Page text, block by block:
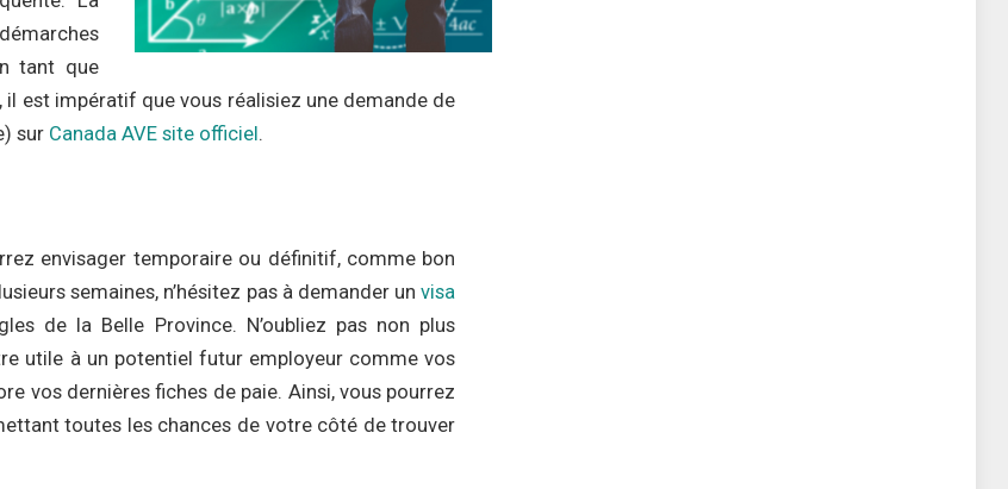
tant que
est impératif que vous réalisiez une demande de
sur Canada AVE site officiel .
envisager temporaire ou définitif, comme bon
semaines, n’hésitez pas à demander unvisa
de la Belle Province. N’oubliez pas non plus
utile à un potentiel futur employeur comme vos
vos dernières fiches de paie. Ainsi, vous pourrez
toutes les chances de votre côté de trouver